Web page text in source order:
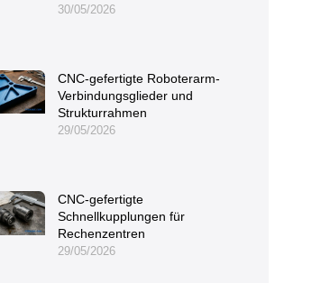
30/05/2026
CNC-gefertigte Roboterarm-
Verbindungsglieder und
Strukturrahmen
29/05/2026
CNC-gefertigte
Schnellkupplungen für
Rechenzentren
29/05/2026